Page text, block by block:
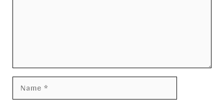
Name